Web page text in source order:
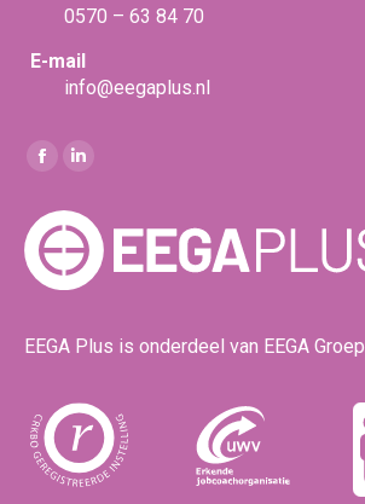
0570 – 63 84 70
E-mail
info@eegaplus.nl
Vind ons op:
Facebook
opens
in
new
opens
in
EEGA Plus is onderdeel van EEGA Groep